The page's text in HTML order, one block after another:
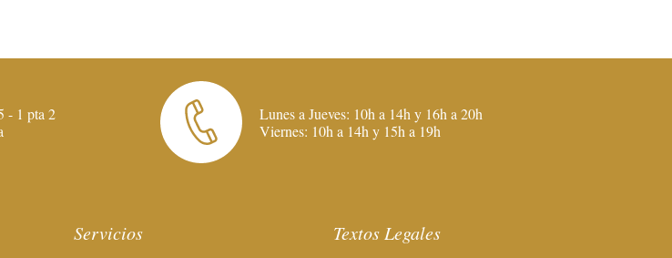
- 1 pta 2
Lunes a Jueves: 10h a 14h y 16h a 20h
Viernes: 10h a 14h y 15h a 19h
Servicios Textos Legales